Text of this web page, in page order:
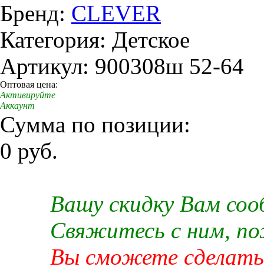
Бренд: CLEVER
Категория: Детское
Артикул: 900308ш 52-64
Оптовая цена:
Активируйте
Аккаунт
Сумма по позиции:
0 руб.
Вашу скидку Вам
Свяжитесь с ним,
Вы сможете сделать